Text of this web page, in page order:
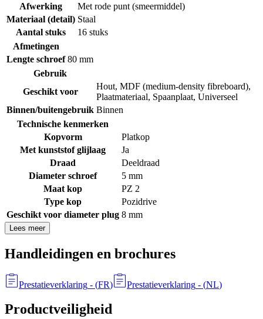
Afwerking
Met rode punt (smeermiddel)
Materiaal (detail) Staal
Aantal stuks
16 stuks
Afmetingen
Lengte schroef 80 mm
Gebruik
Geschikt voor
Hout, MDF (medium-density fibreboard),
Plaatmateriaal, Spaanplaat, Universeel
Binnen/buitengebruik Binnen
Technische kenmerken
Kopvorm
Platkop
Met kunststof glijlaag
Ja
Draad
Deeldraad
Diameter schroef
5 mm
Maat kop
PZ 2
Type kop
Pozidrive
Geschikt voor diameter plug 8 mm
Lees meer
Handleidingen en brochures
Prestatieverklaring - (FR) Prestatieverklaring - (NL)
Productveiligheid